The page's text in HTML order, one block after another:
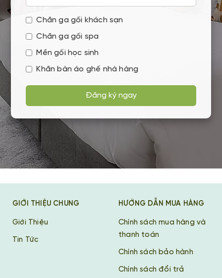
Chăn ga gối khách sạn
Chăn ga gối spa
Mền gối học sinh
Khăn bàn áo ghế nhà hàng
Đăng ký ngay
GIỚI THIỆU CHUNG
Giới Thiệu
Tin Tức
HƯỚNG DẪN MUA HÀNG
Chính sách mua hàng và
thanh toán
Chính sách bảo hành
Chính sách đổi trả